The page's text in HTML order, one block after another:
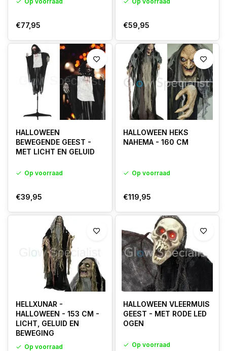
€77,95 €59,95
HALLOWEEN
BEWEGENDE GEEST -
MET LICHT EN GELUID
Op voorraad
€39,95
HALLOWEEN HEKS
NAHEMA - 160 CM
Op voorraad
€119,95
HELLXUNAR -
HALLOWEEN - 153 CM -
LICHT, GELUID EN
BEWEGING
Op voorraad
HALLOWEEN VLEERMUIS
GEEST - MET RODE LED
OGEN
Op voorraad